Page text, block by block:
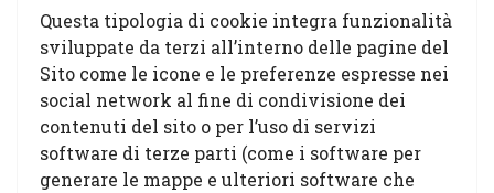
Questa tipologia di cookie integra funzionalità
sviluppate da terzi all’interno delle pagine del
Sito come le icone e le preferenze espresse nei
social network al fine di condivisione dei
contenuti del sito o per l’uso di servizi
software di terze parti (come i software per
generare le mappe e ulteriori software che